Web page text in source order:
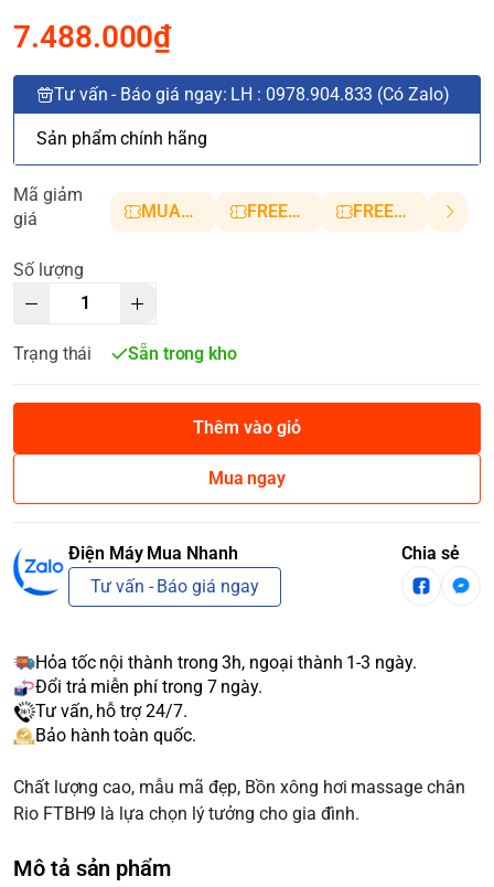
7.488.000₫
Tư vấn - Báo giá ngay: LH : 0978.904.833 (Có Zalo)
Sản phẩm chính hãng
Mã giảm
giá
MUANHANH01 FREESHIP5 FREESHIP10
Số lượng
Trạng thái Sẵn trong kho
Thêm vào giỏ
Mua ngay
Điện Máy Mua Nhanh
Tư vấn - Báo giá ngay
Chia sẻ
Hỏa tốc nội thành trong 3h, ngoại thành 1-3 ngày.
Đổi trả miễn phí trong 7 ngày.
Tư vấn, hỗ trợ 24/7.
Bảo hành toàn quốc.
Chất lượng cao, mẫu mã đẹp, Bồn xông hơi massage chân
Rio FTBH9 là lựa chọn lý tưởng cho gia đình.
Mô tả sản phẩm